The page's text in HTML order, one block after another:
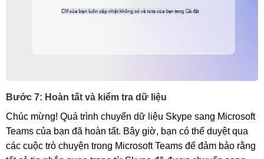
Bước 7: Hoàn tất và kiểm tra dữ liệu
Chúc mừng! Quá trình chuyển dữ liệu Skype sang Microsoft
Teams của bạn đã hoàn tất. Bây giờ, bạn có thể duyệt qua
các cuộc trò chuyện trong Microsoft Teams để đảm bảo rằng